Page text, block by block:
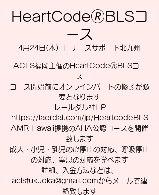
HeartCode🄬BLSコ
ース
4月24日(木) ナースサポート北九州
ACLS福岡主催のHeartCode🄬BLSコー
ス
コース開始前にオンラインパートの修了が必
要となります
レールダル社HP
https://laerdal.com/jp/HeartcodeBLS
AMR Hawaii提携のAHA公認コースを開催
致します
成人・小児・乳児の心停止の対応、呼吸停止
の対応、窒息の対応を学べます
詳細、入金方法などは、
aclsfukuoka@gmail.comからメールで連
絡致します